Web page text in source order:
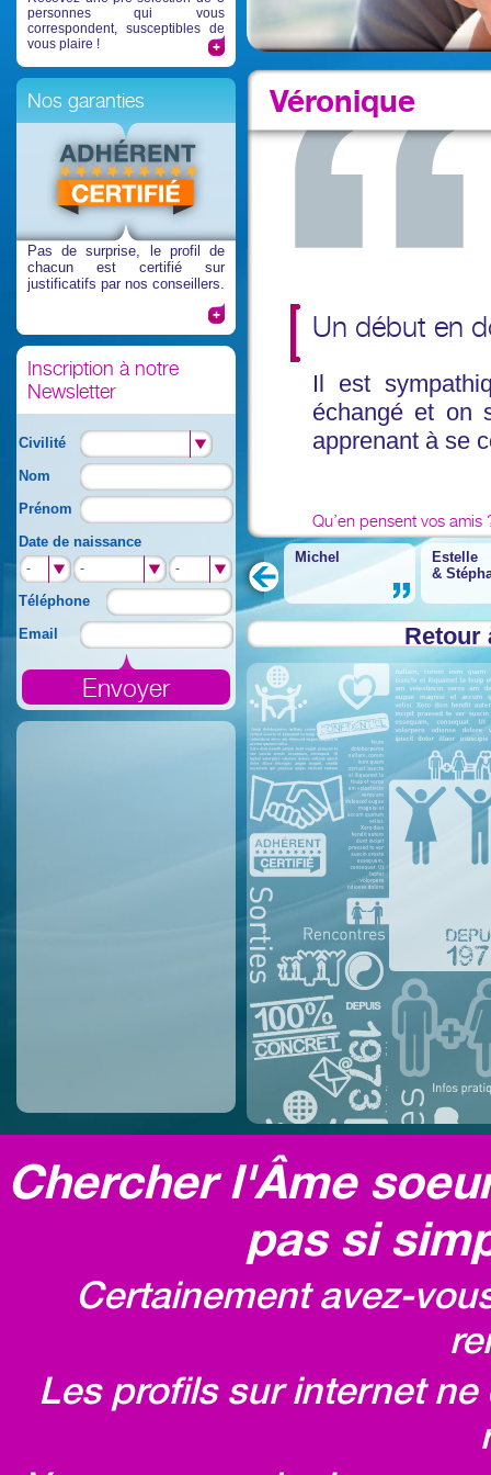
personnes qui vous
correspondent, susceptibles de
vous plaire !
Nos garanties
Pas de surprise, le profil de
chacun est certifié sur
justificatifs par nos conseillers.
Inscription à notre
Newsletter
Civilité
Nom
Prénom
Date de naissance
- - -
Téléphone
Email
Véronique
Un début en
Il est
échangé et on
apprenant à se
Qu’en pensent vos amis
Michel
Estelle
&
Retour
Chercher l'Âme
pas si
Certainement avez-
Les profils sur internet